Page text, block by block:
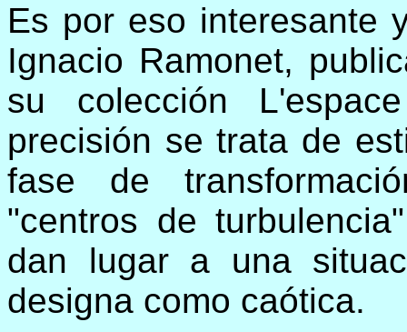
Es por eso interesante
Ignacio Ramonet,
su colección
precisión se trata de
fase de
"centros de
dan lugar a una
designa como caótica.